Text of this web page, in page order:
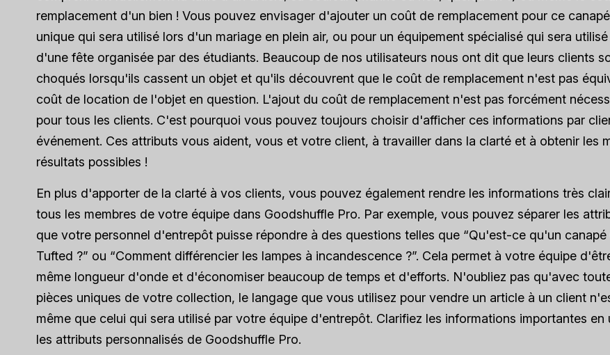
remplacement d'un bien ! Vous pouvez envisager d'ajouter un coût de remplacement pour ce
unique qui sera utilisé lors d'un mariage en plein air, ou pour un équipement spécialisé qui sera
d'une fête organisée par des étudiants. Beaucoup de nos utilisateurs nous ont dit que leurs clients
choqués lorsqu'ils cassent un objet et qu'ils découvrent que le coût de remplacement n'est pas
coût de location de l'objet en question. L'ajout du coût de remplacement n'est pas forcément
pour tous les clients. C'est pourquoi vous pouvez toujours choisir d'afficher ces informations par
événement. Ces attributs vous aident, vous et votre client, à travailler dans la clarté et à obtenir les
résultats possibles !
En plus d'apporter de la clarté à vos clients, vous pouvez également rendre les informations très
tous les membres de votre équipe dans Goodshuffle Pro. Par exemple, vous pouvez séparer les
que votre personnel d'entrepôt puisse répondre à des questions telles que “Qu'est-ce qu'un canapé
Tufted ?” ou “Comment différencier les lampes à incandescence ?”. Cela permet à votre équipe
même longueur d'onde et d'économiser beaucoup de temps et d'efforts. N'oubliez pas qu'avec
pièces uniques de votre collection, le langage que vous utilisez pour vendre un article à un client
même que celui qui sera utilisé par votre équipe d'entrepôt. Clarifiez les informations importantes en
les attributs personnalisés de Goodshuffle Pro.